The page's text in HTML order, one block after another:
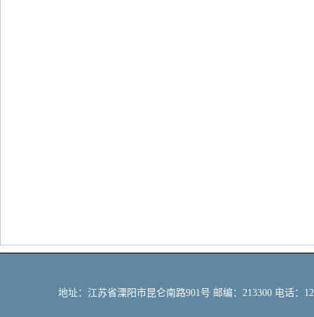
地址：江苏省溧阳市昆仑南路901号 邮编：213300 电话：